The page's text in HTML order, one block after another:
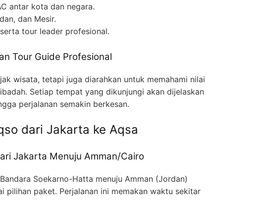
antar kota dan negara.
dan Mesir.
tour leader profesional.
Tour Guide Profesional
wisata, tetapi juga diarahkan untuk memahami nilai
Setiap tempat yang dikunjungi akan dijelaskan
perjalanan semakin berkesan.
dari Jakarta ke Aqsa
Jakarta Menuju Amman/Cairo
Soekarno-Hatta menuju Amman (Jordan)
pilihan paket. Perjalanan ini memakan waktu sekitar